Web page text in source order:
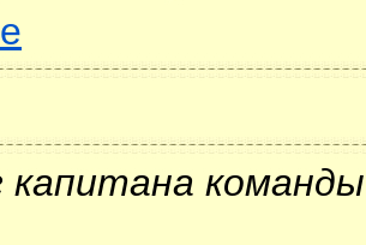
капитана